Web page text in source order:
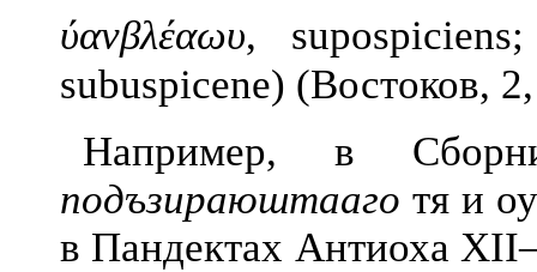
ύανβλέαωυ,
subuspicene) (Востоков,
Например, в
подъзираюштааго тя и
в Пандектах Антиоха